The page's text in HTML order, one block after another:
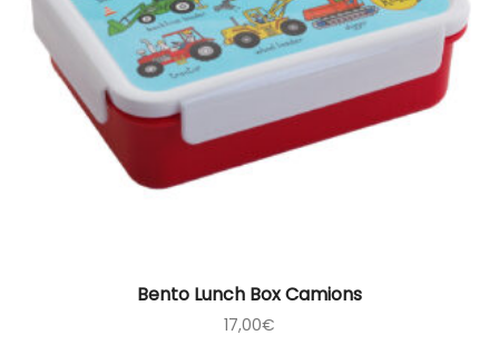
Bento Lunch Box Camions
17,00€